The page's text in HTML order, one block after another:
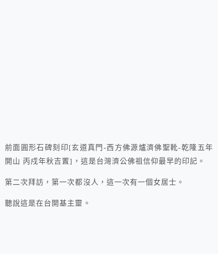
前面圓形石碑刻印[玄道真門-西方佛源爐濟佛聖靴-乾隆五年
開山 丙戍年秋吉置]，這是台灣濟公佛祖信仰最早的印記。
第二次拜訪，第一次都沒人，這一次有一個女居士。
聽說這是在台開基主靈。